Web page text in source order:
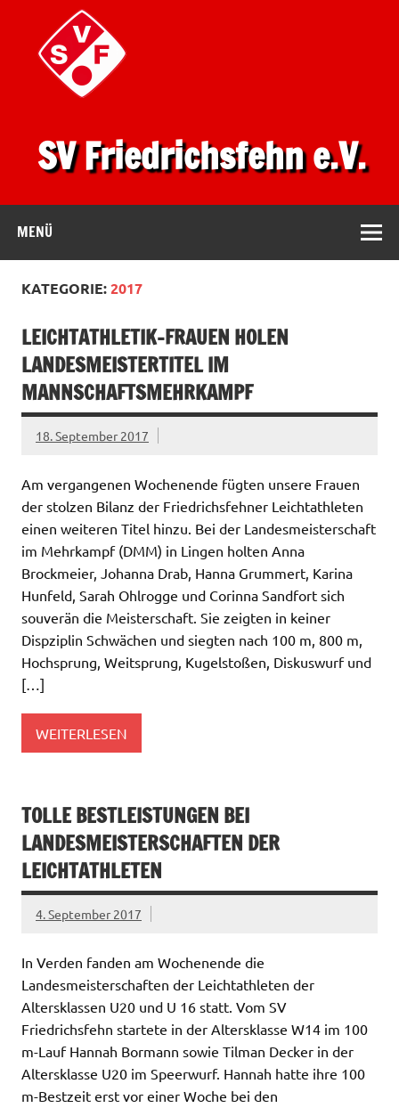
SV Friedrichsfehn e.V.
MENÜ
KATEGORIE:2017
LEICHTATHLETIK-FRAUEN HOLEN
LANDESMEISTERTITEL IM
MANNSCHAFTSMEHRKAMPF
18. September 2017
Am vergangenen Wochenende fügten unsere Frauen
der stolzen Bilanz der Friedrichsfehner Leichtathleten
einen weiteren Titel hinzu. Bei der Landesmeisterschaft
im Mehrkampf (DMM) in Lingen holten Anna
Brockmeier, Johanna Drab, Hanna Grummert, Karina
Hunfeld, Sarah Ohlrogge und Corinna Sandfort sich
souverän die Meisterschaft. Sie zeigten in keiner
Dispziplin Schwächen und siegten nach 100 m, 800 m,
Hochsprung, Weitsprung, Kugelstoßen, Diskuswurf und
[…]
WEITERLESEN
TOLLE BESTLEISTUNGEN BEI
LANDESMEISTERSCHAFTEN DER
LEICHTATHLETEN
4. September 2017
In Verden fanden am Wochenende die
Landesmeisterschaften der Leichtathleten der
Altersklassen U20 und U 16 statt. Vom SV
Friedrichsfehn startete in der Altersklasse W14 im 100
m-Lauf Hannah Bormann sowie Tilman Decker in der
Altersklasse U20 im Speerwurf. Hannah hatte ihre 100
m-Bestzeit erst vor einer Woche bei den